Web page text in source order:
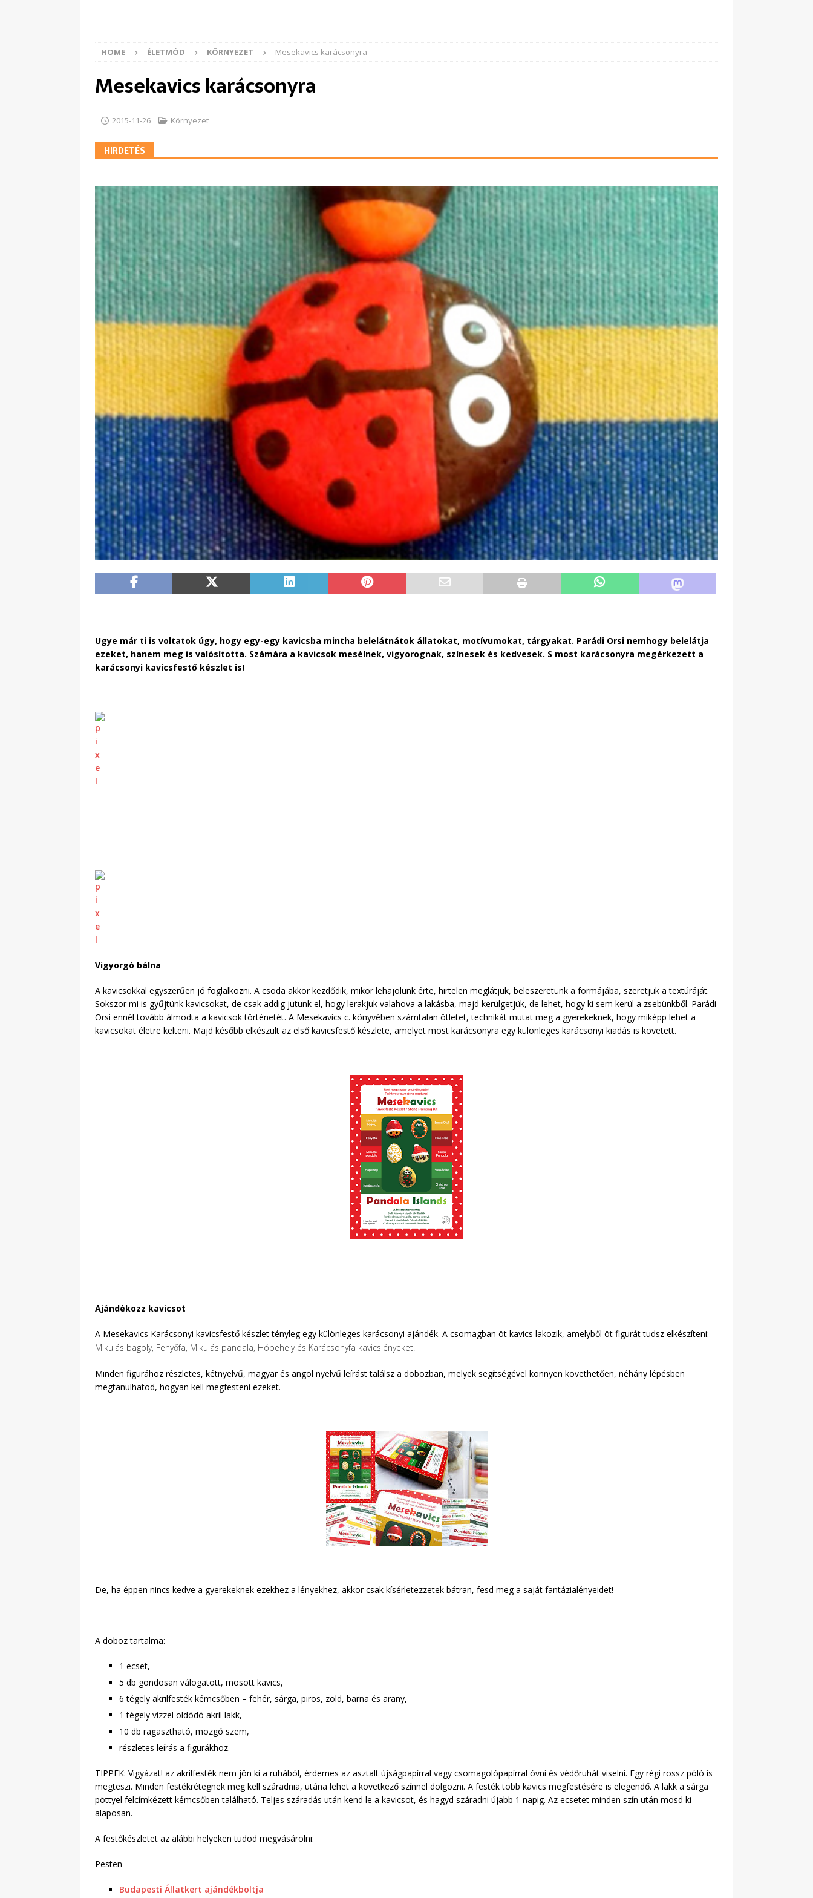
HOME ÉLETMÓD KÖRNYEZET Mesekavics karácsonyra
Mesekavics karácsonyra
2015-11-26 Környezet
HIRDETÉS
Ugye már ti is voltatok úgy, hogy egy-egy kavicsba mintha belelátnátok állatokat, motívumokat, tárgyakat. Parádi Orsi nemhogy belelátja
ezeket, hanem meg is valósította. Számára a kavicsok mesélnek, vigyorognak, színesek és kedvesek. S most karácsonyra megérkezett a
karácsonyi kavicsfestő készlet is!
Vigyorgó bálna
A kavicsokkal egyszerűen jó foglalkozni. A csoda akkor kezdődik, mikor lehajolunk érte, hirtelen meglátjuk, beleszeretünk a formájába, szeretjük a textúráját.
Sokszor mi is gyűjtünk kavicsokat, de csak addig jutunk el, hogy lerakjuk valahova a lakásba, majd kerülgetjük, de lehet, hogy ki sem kerül a zsebünkből. Parádi
Orsi ennél tovább álmodta a kavicsok történetét. A Mesekavics c. könyvében számtalan ötletet, technikát mutat meg a gyerekeknek, hogy miképp lehet a
kavicsokat életre kelteni. Majd később elkészült az első kavicsfestő készlete, amelyet most karácsonyra egy különleges karácsonyi kiadás is követett.
Ajándékozz kavicsot
A Mesekavics Karácsonyi kavicsfestő készlet tényleg egy különleges karácsonyi ajándék. A csomagban öt kavics lakozik, amelyből öt figurát tudsz elkészíteni:
Mikulás bagoly, Fenyőfa, Mikulás pandala, Hópehely és Karácsonyfa kavicslényeket!
Minden figurához részletes, kétnyelvű, magyar és angol nyelvű leírást találsz a dobozban, melyek segítségével könnyen követhetően, néhány lépésben
megtanulhatod, hogyan kell megfesteni ezeket.
De, ha éppen nincs kedve a gyerekeknek ezekhez a lényekhez, akkor csak kísérletezzetek bátran, fesd meg a saját fantázialényeidet!
A doboz tartalma:
1 ecset,
5 db gondosan válogatott, mosott kavics,
6 tégely akrilfesték kémcsőben – fehér, sárga, piros, zöld, barna és arany,
1 tégely vízzel oldódó akril lakk,
10 db ragasztható, mozgó szem,
részletes leírás a figurákhoz.
TIPPEK: Vigyázat! az akrilfesték nem jön ki a ruhából, érdemes az asztalt újságpapírral vagy csomagolópapírral óvni és védőruhát viselni. Egy régi rossz póló is
megteszi. Minden festékrétegnek meg kell száradnia, utána lehet a következő színnel dolgozni. A festék több kavics megfestésére is elegendő. A lakk a sárga
pöttyel felcímkézett kémcsőben található. Teljes száradás után kend le a kavicsot, és hagyd száradni újabb 1 napig. Az ecsetet minden szín után mosd ki
alaposan.
A festőkészletet az alábbi helyeken tudod megvásárolni:
Pesten
Budapesti Állatkert ajándékboltja